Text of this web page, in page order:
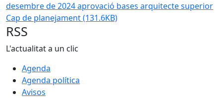
desembre de 2024 aprovació bases arquitecte superior
Cap de planejament(131.6KB)
RSS
L'actualitat a un clic
Agenda
Agenda política
Avisos